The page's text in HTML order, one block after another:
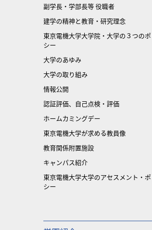
副学長・学部長等 役職者
建学の精神と教育・研究理念
東京電機大学大学院・大学の３つのポ
シー
大学のあゆみ
大学の取り組み
情報公開
認証評価、自己点検・評価
ホームカミングデー
東京電機大学が求める教員像
教育関係附置施設
キャンパス紹介
東京電機大学大学のアセスメント・ポ
シー